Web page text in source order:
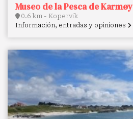
Museo de la Pesca de Karmøy
0.6 km - Kopervik
Información, entradas y opiniones